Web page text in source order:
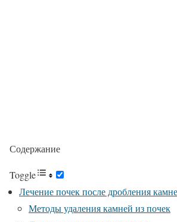
Содержание
Toggle
Лечение почек после дробления
Методы удаления камней из почек